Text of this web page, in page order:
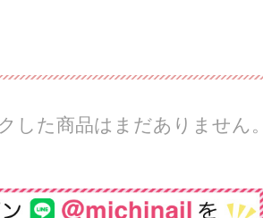
した商品はまだありません。